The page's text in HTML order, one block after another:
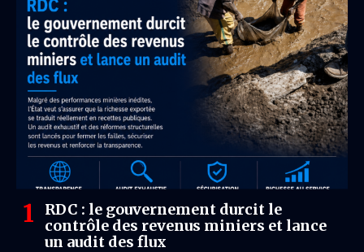
RDC : le gouvernement durcit le
contrôle des revenus miniers et lance
un audit des flux